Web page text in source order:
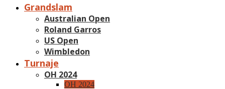
Grandslam
Australian Open
Roland Garros
US Open
Wimbledon
Turnaje
OH 2024
OH 2024